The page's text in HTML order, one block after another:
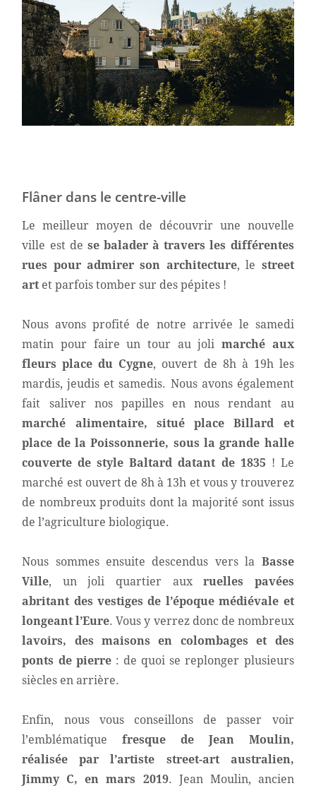
Flâner dans le centre-ville
Le meilleur moyen de découvrir une nouvelle
ville est de se balader à travers les différentes
rues pour admirer son architecture, le street
art et parfois tomber sur des pépites !
Nous avons profité de notre arrivée le samedi
matin pour faire un tour au joli marché aux
fleurs place du Cygne, ouvert de 8h à 19h les
mardis, jeudis et samedis. Nous avons également
fait saliver nos papilles en nous rendant au
marché alimentaire, situé place Billard et
place de la Poissonnerie, sous la grande halle
couverte de style Baltard datant de 1835 ! Le
marché est ouvert de 8h à 13h et vous y trouverez
de nombreux produits dont la majorité sont issus
de l’agriculture biologique.
Nous sommes ensuite descendus vers la Basse
Ville, un joli quartier auxruelles pavées
abritant des vestiges de l’époque médiévale et
longeant l’Eure. Vous y verrez donc de nombreux
lavoirs, des maisons en colombages et des
ponts de pierre: de quoi se replonger plusieurs
siècles en arrière.
Enfin, nous vous conseillons de passer voir
l’emblématiquefresque de Jean Moulin,
réalisée par l’artiste street-art australien,
Jimmy C, en mars 2019. Jean Moulin, ancien